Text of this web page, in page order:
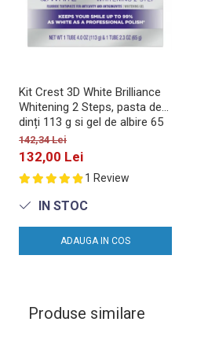
Kit Crest 3D White Brilliance
Whitening 2 Steps, pasta de
dinți 113 g si gel de albire 65
g
142,34 Lei
132,00 Lei
1 Review
IN STOC
ADAUGA IN COS
Produse similare